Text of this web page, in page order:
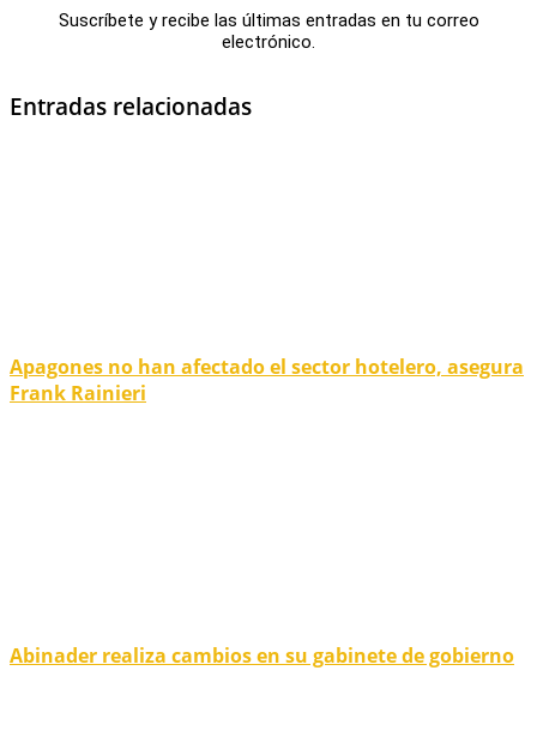
Suscríbete y recibe las últimas entradas en tu correo
electrónico.
Entradas relacionadas
Apagones no han afectado el sector hotelero, asegura
Frank Rainieri
Abinader realiza cambios en su gabinete de gobierno